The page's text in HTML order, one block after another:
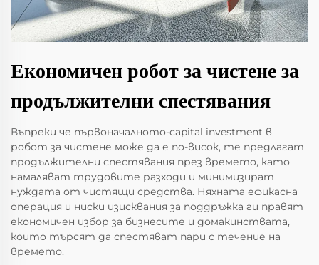
Економичен робот за чистене за
продължителни спестявания
Въпреки че първоначалното-capital investment в
робот за чистене може да е по-висок, те предлагат
продължителни спестявания през времето, като
намаляват трудовите разходи и минимизират
нуждата от чистящи средства. Няхната ефикасна
операция и ниски изисквания за поддръжка ги правят
економичен избор за бизнесите и домакинствата,
които търсят да спестяват пари с течение на
времето.